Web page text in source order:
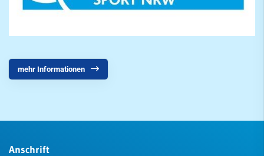
mehr Informationen
Anschrift